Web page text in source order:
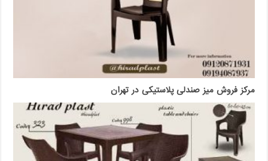
مرکز فروش میز صندلی پلاستیکی در تهران